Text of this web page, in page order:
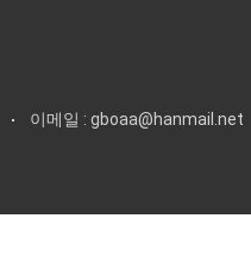
이메일 : gboaa@hanmail.net